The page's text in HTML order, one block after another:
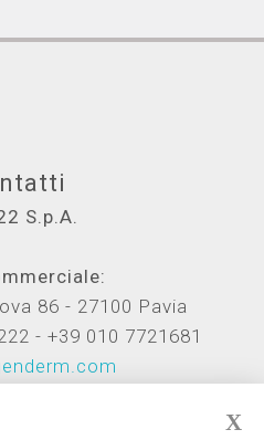
S.p.A.
86 - 27100 Pavia
- +39 010 7721681
X